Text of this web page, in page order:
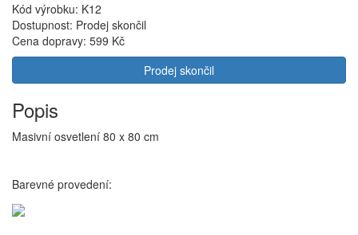
Kód výrobku: K12
Dostupnost: Prodej skončil
Cena dopravy: 599 Kč
Prodej skončil
Popis
Masivní osvetlení 80 x 80 cm
Barevné provedení: